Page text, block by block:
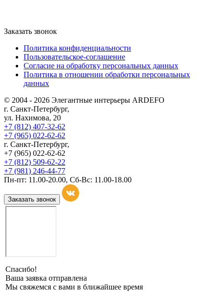
Заказать звонок
Политика конфиденциальности
Пользовательское-соглашение
Согласие на обработку персональных данных
Политика в отношении обработки персональных
данных
© 2004 - 2026 Элегантные интерьеры ARDEFO
г. Санкт-Петербург,
ул. Нахимова, 20
+7 (812) 407-32-62
+7 (965) 022-62-62
г. Санкт-Петербург,
+7 (965) 022-62-62
+7 (812) 509-62-22
+7 (981) 246-44-77
Пн-пт: 11.00-20.00, Сб-Вс: 11.00-18.00
Заказать звонок
Спасибо!
Ваша заявка отправлена
Мы свяжемся с вами в ближайшее время